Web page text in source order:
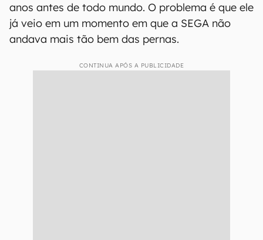
anos antes de todo mundo. O problema é que ele
já veio em um momento em que a SEGA não
andava mais tão bem das pernas.
CONTINUA APÓS A PUBLICIDADE